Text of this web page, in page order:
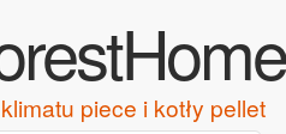
piece i kotły pellet